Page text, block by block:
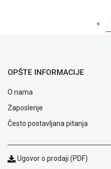
ADAPTERI
KANCELARIJSKI
MATERIJAL
SVE
KUĆU
ŠKOLSKI
«
OPŠTE INFORMACIJE
O nama
Zaposlenje
Često postavljana pitanja
Ugovor o prodaji (PDF)